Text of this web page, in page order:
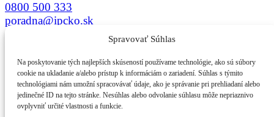
Spravovať Súhlas
Na poskytovanie tých najlepších skúseností používame technológie, ako sú súbory
cookie na ukladanie a/alebo prístup k informáciám o zariadení. Súhlas s týmito
technológiami nám umožní spracovávať údaje, ako je správanie pri prehliadaní alebo
jedinečné ID na tejto stránke. Nesúhlas alebo odvolanie súhlasu môže nepriaznivo
ovplyvniť určité vlastnosti a funkcie.
0800 500 333
poradna@ipcko.sk
Ako to funguje
Kto sme
Čo robíme
Čo máme nové